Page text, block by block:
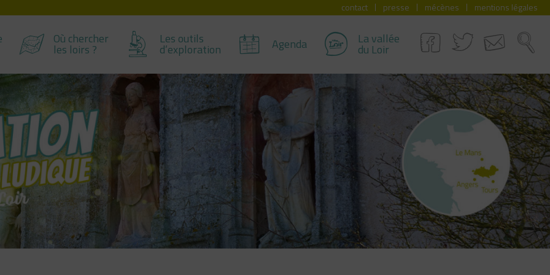
contact presse mécènes mentions légales
Où chercher
les loirs ?
Les outils
d’exploration Agenda La vallée
du Loir